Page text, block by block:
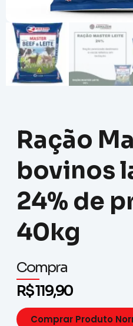
Ração
bovinos
24% de
40kg
Compra
R$119,90
Comprar Produto